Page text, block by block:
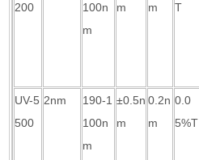
200
100n
m
m
m
T
UV-5
500
2nm
190-1
100n
m
±0.5n
m
0.2n
m
0.0
5%T